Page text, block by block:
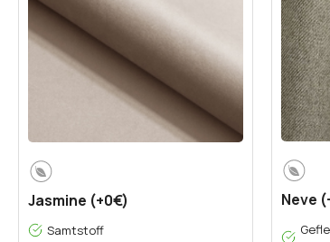
Jasmine (+0€)
Samtstoff
Neve